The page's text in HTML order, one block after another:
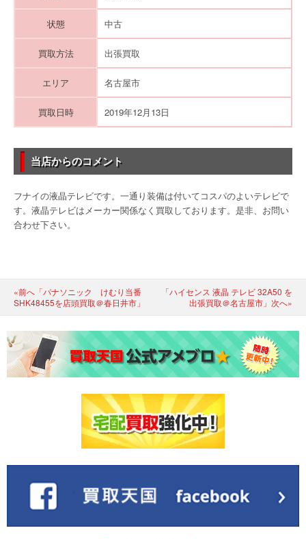
状態 中古
買取方法 出張買取
エリア 名古屋市
買取日時 2019年12月13日
当店からのコメント
フナイの液晶テレビです。一通り装備は付いてコスパのよいテレビで
す。液晶テレビはメーカー関係なく買取しております。是非、お問い
合わせ下さい。
«前へ「パナソニック けむり当番
SHK48455を店頭買取＠春日井市」
「ハイセンス 液晶 テレビ 32A50 を
出張買取＠名古屋市」次へ»